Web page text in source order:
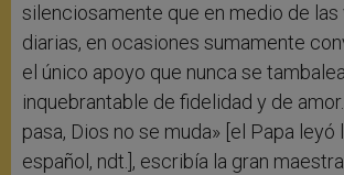
silenciosamente que en medio de
diarias, en ocasiones sumamente
el único apoyo que nunca se
inquebrantable de fidelidad y de
pasa, Dios no se muda» [el Papa leyó
español, ndt.], escribía la gran